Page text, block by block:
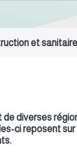
et
diverses
ci reposent